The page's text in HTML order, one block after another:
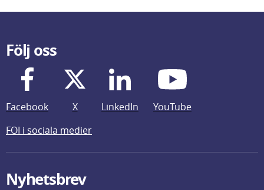
Följ oss
Facebook X LinkedIn
YouTube
FOI i sociala medier
Nyhetsbrev